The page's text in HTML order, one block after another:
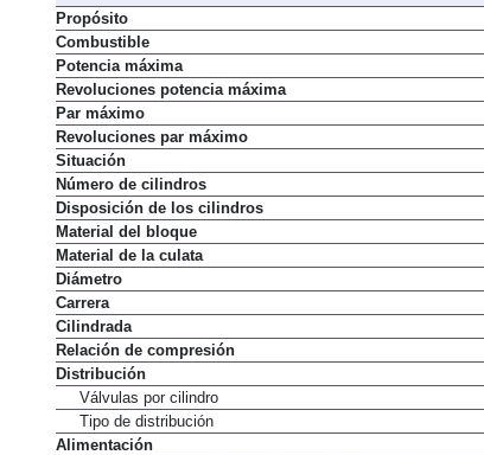
Propósito
Combustible
Potencia máxima
Revoluciones potencia máxima
Par máximo
Revoluciones par máximo
Situación
Número de cilindros
Disposición de los cilindros
Material del bloque
Material de la culata
Diámetro
Carrera
Cilindrada
Relación de compresión
Distribución
Válvulas por cilindro
Tipo de distribución
Alimentación